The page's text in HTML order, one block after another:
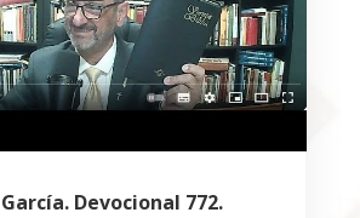
Devocional 772.